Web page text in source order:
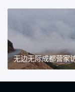
无边无际成都营家